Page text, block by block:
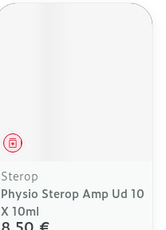
Médicament
Sterop
Physio Sterop Amp Ud 10
X 10ml